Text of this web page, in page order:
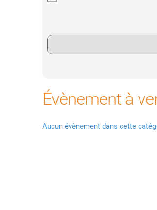
Évènement à
Aucun évènement dans cette